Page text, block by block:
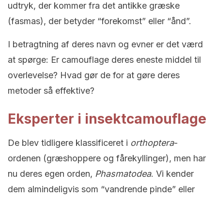
udtryk, der kommer fra det antikke græske
(fasmas), der betyder “forekomst” eller “ånd”.
I betragtning af deres navn og evner er det værd
at spørge: Er camouflage deres eneste middel til
overlevelse? Hvad gør de for at gøre deres
metoder så effektive?
Eksperter i insektcamouflage
De blev tidligere klassificeret i orthoptera-
ordenen (græshoppere og fårekyllinger), men har
nu deres egen orden, Phasmatodea. Vi kender
dem almindeligvis som “vandrende pinde” eller